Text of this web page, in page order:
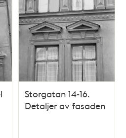
Storgatan 14-16.
Detaljer av fasaden